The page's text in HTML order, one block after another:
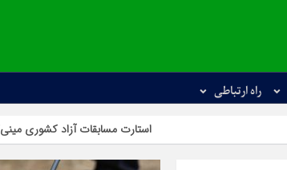
راه ارتباطی
استارت مسابقات آزاد کشوری مینی‌گلف در پایتخت